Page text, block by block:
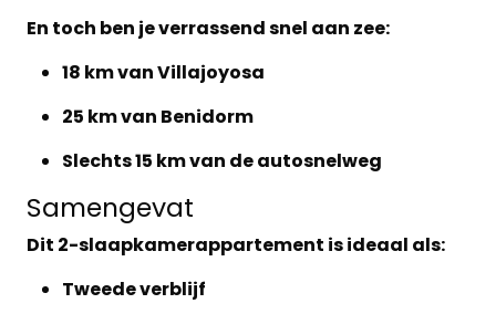
En toch ben je verrassend snel aan zee:
18 km van Villajoyosa
25 km van Benidorm
Slechts15 km van de autosnelweg
Samengevat
Dit 2-slaapkamerappartement is ideaal als:
Tweede verblijf